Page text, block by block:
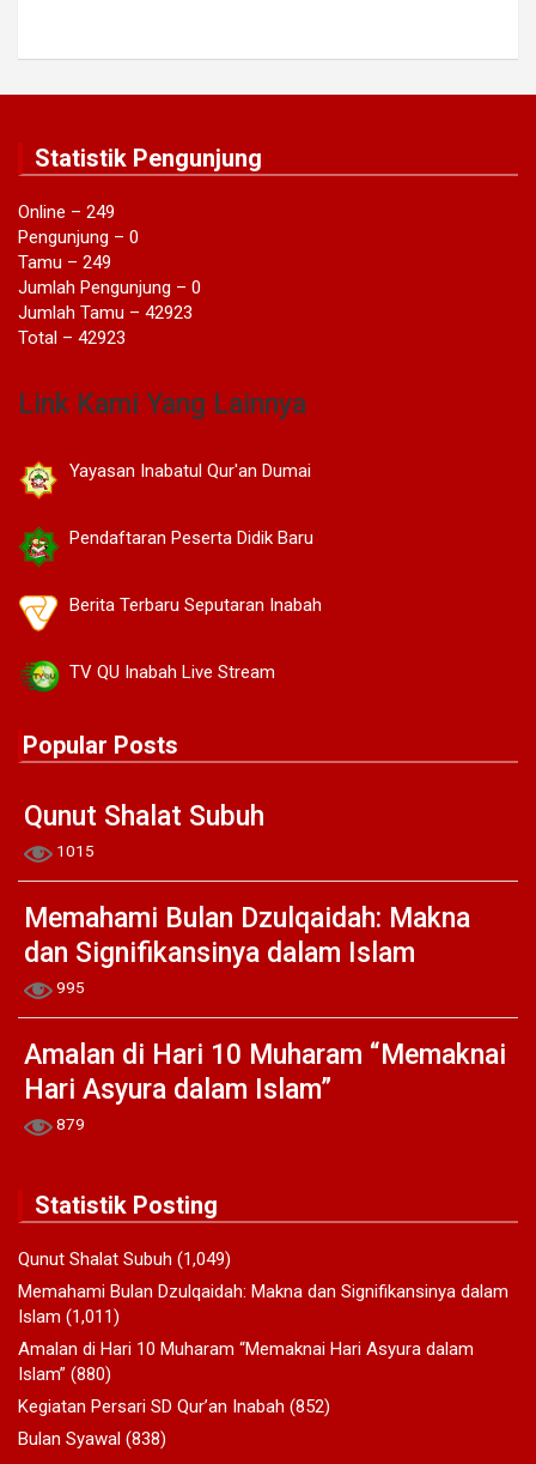
Statistik Pengunjung
Online – 249
Pengunjung – 0
Tamu – 249
Jumlah Pengunjung – 0
Jumlah Tamu – 42923
Total – 42923
Link Kami Yang Lainnya
Yayasan Inabatul Qur'an Dumai
Pendaftaran Peserta Didik Baru
Berita Terbaru Seputaran Inabah
TV QU Inabah Live Stream
Popular Posts
Qunut Shalat Subuh
1015
Memahami Bulan Dzulqaidah: Makna
dan Signifikansinya dalam Islam
995
Amalan di Hari 10 Muharam “Memaknai
Hari Asyura dalam Islam”
879
Statistik Posting
Qunut Shalat Subuh (1,049)
Memahami Bulan Dzulqaidah: Makna dan Signifikansinya dalam
Islam (1,011)
Amalan di Hari 10 Muharam “Memaknai Hari Asyura dalam
Islam” (880)
Kegiatan Persari SD Qur’an Inabah (852)
Bulan Syawal (838)